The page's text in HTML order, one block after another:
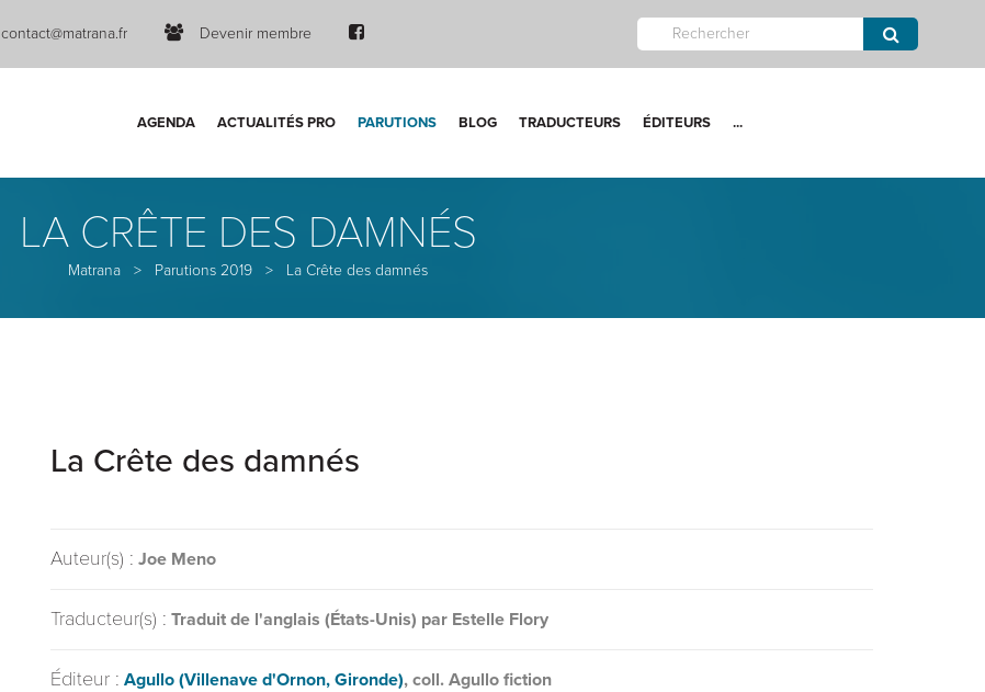
contact@matrana.fr Devenir membre
AGENDA ACTUALITÉS PRO PARUTIONS BLOG TRADUCTEURS ÉDITEURS ...
LA CRÊTE DES DAMNÉS
Matrana > Parutions 2019 > La Crête des damnés
La Crête des damnés
Auteur(s) : Joe Meno
Traducteur(s) : Traduit de l'anglais (États-Unis) par Estelle Flory
Éditeur : Agullo (Villenave d'Ornon, Gironde), coll. Agullo fiction